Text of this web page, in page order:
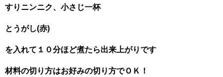
すりニンニク、小さじ一杯
とうがし(赤)
を入れて１０分ほど煮たら出来上がりです
材料の切り方はお好みの切り方でＯＫ！